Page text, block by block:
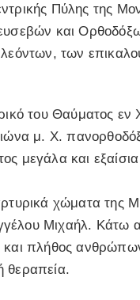
Πύλης της
και
των
του Θαύματος
μ. Χ.
μεγάλα και
χώματα της
Μιχαήλ. Κάτω
και πλήθος
θεραπεία.